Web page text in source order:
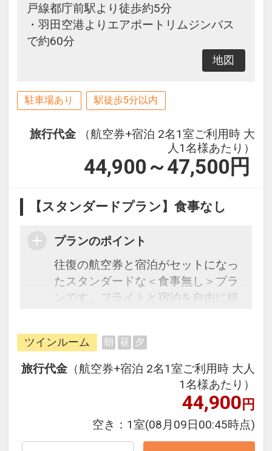
戸線都庁前駅より徒歩約5分
・羽田空港よりエアポートリムジンバス
で約60分
地図
駐車場あり 駅徒歩5分以内
旅行代金
（航空券+宿泊 2名1室ご利用時 大
人1名様あたり）
44,900～47,500 円
【スタンダードプラン】食事なし
プランのポイント
往復の航空券と宿泊がセットになっ
たスタンダードな＜食事無し＞プラ
ンです。フライトと宿泊を自由に組
ージだから、一都市滞在はもちろん
周遊旅行にも最適！
旅行期間中の1泊だけの宿泊や延
泊・飛び泊なども自由自在です。
フライトは、安心のJAL（または
JALグループ）確約！フライトマイ
ル50%貯まります。
オプションでレンタカーや現地交
ツインルーム 朝 昼 夕
旅行代金 （航空券+宿泊 2名1室ご利用時 大人
1名様あたり）
44,900円
空き： 1室(08月09日00:45時点)